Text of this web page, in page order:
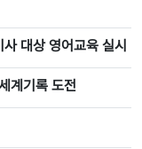
대상 영어교육 실시
계기록 도전